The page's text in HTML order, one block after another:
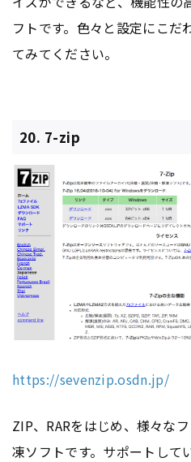
フトです。色々と設定にこだ
てみてください。
20. 7-zip
https://sevenzip.osdn.jp/
ZIP、RARをはじめ、様々な
凍ソフトです。サポートして